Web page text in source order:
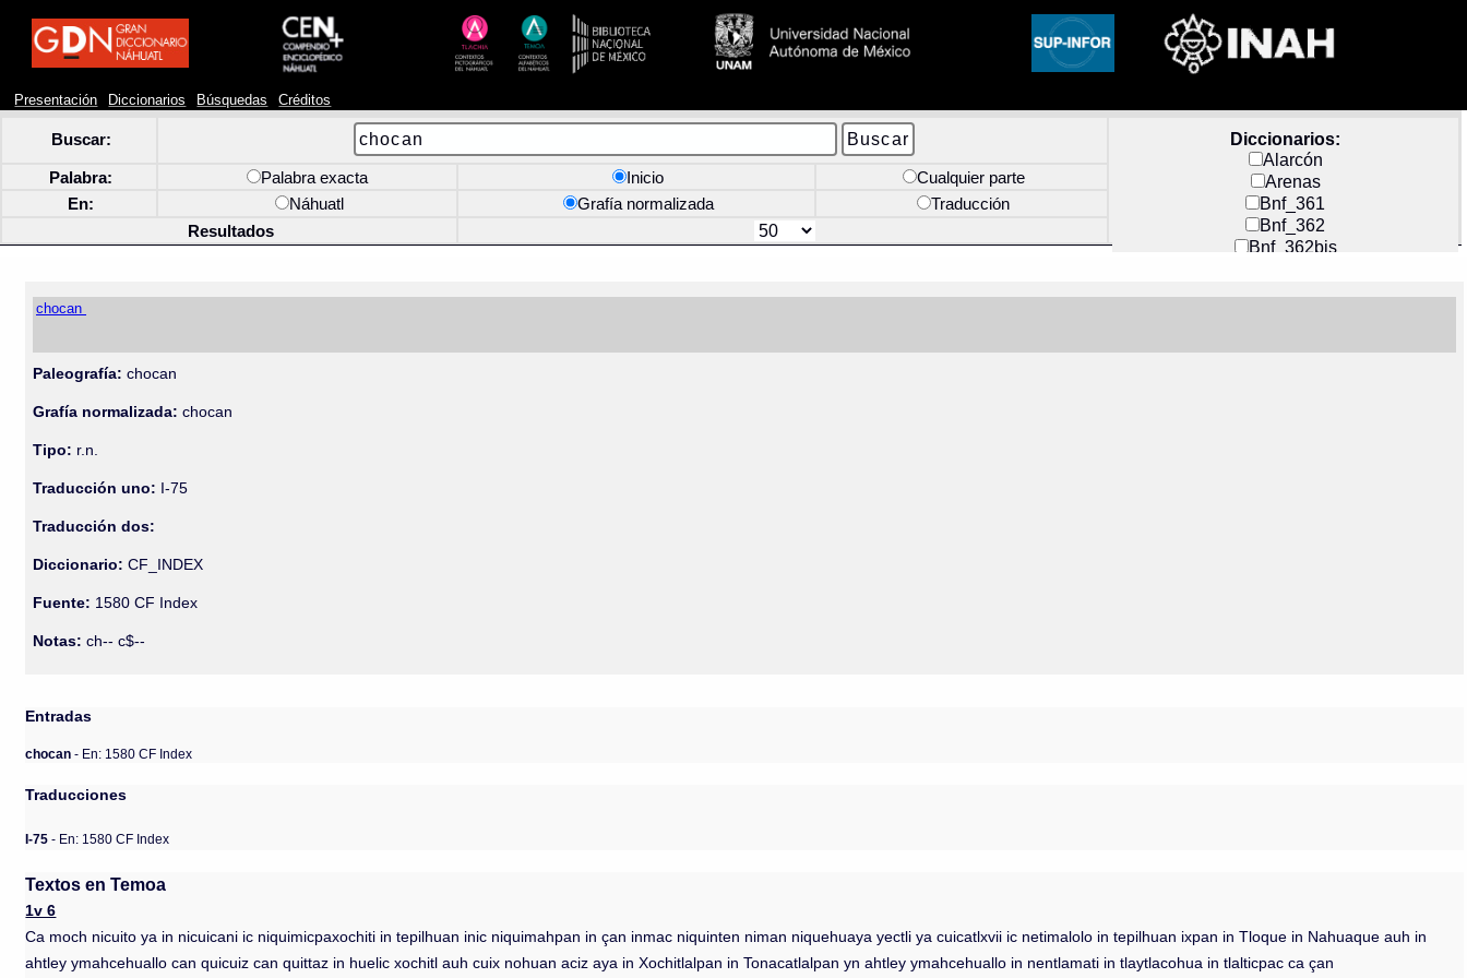
Presentación Diccionarios Búsquedas Créditos
Buscar:
Diccionarios:
Alarcón
Arenas
Bnf_361
Bnf_362
Bnf_362bis
Docs_México
Palabra: Palabra exacta Inicio
Cualquier parte
En:
Náhuatl Grafía normalizada
Traducción
Resultados
chocan
Paleografía: chocan
Grafía normalizada: chocan
Tipo: r.n.
Traducción uno: I-75
Traducción dos:
Diccionario:CF_INDEX
Fuente: 1580 CF Index
Notas: ch-- c$--
Entradas
chocan- En: 1580 CF Index
Traducciones
I-75 - En: 1580 CF Index
Textos en Temoa
1v 6
Ca moch nicuito ya in nicuicani ic niquimicpaxochiti in tepilhuan inic niquimahpan in çan inmac niquinten niman niquehuaya yectli ya cuicatlxvii ic netimalolo in tepilhuan ixpan in Tloque in Nahuaque auh in
ahtley ymahcehuallo can quicuiz can quittaz in huelic xochitl auh cuix nohuan aciz aya in Xochitlalpan in Tonacatlalpan yn ahtley ymahcehuallo in nentlamati in tlaytlacohua in tlalticpac ca çan